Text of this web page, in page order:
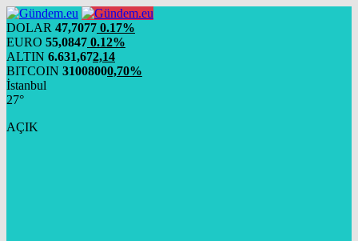
DOLAR 47,7077 0.17%
EURO 55,0847 0.12%
ALTIN 6.631,672,14
BITCOIN 31008000,70%
İstanbul
27°
AÇIK